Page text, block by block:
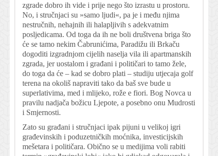
zgrade dobro ih vide i prije nego što izrastu u prostoru.
No, i stručnjaci su »samo ljudi«, pa je i među njima
nestručnih, nehajnih ili halapljivih s adekvatnim
posljedicama. Od toga da ih ne boli društvena briga što
će se tamo nekim Čabrunićima, Paradižu ili Brkaču
dogoditi izgradnjom cijelih naselja vila ili apartmanskih
zgrada, jer uostalom i građani i političari to tamo žele,
do toga da će – kad se dobro plati – studiju utjecaja golf
terena na okoliš napraviti tako da baš sve bude u
superlativima, med i mlijeko, rože e fiori. Bog Novca u
pravilu nadjača božicu Ljepote, a posebno onu Mudrosti
i Smjernosti.
Zato su građani i stručnjaci ipak pijuni u velikoj igri
građevinskih i poduzetničkih moćnika, investicijskih
mešetara i političara. Obično se u medijima voli rabiti